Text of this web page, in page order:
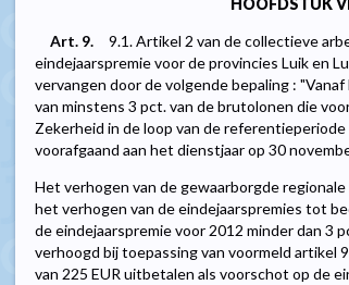
HOOFDSTUK
Art. 9.
9.1. Artikel 2 van de collectieve
eindejaarspremie voor de provincies Luik en
vervangen door de volgende bepaling :
van minstens 3 pct. van de brutolonen die
Zekerheid in de loop van de
voorafgaand aan het dienstjaar op 30
Het verhogen van de gewaarborgde
het verhogen van de eindejaarspremies tot
de eindejaarspremie voor 2012 minder dan 3
verhoogd bij toepassing van voormeld artikel
van 225 EUR uitbetalen als voorschot op de